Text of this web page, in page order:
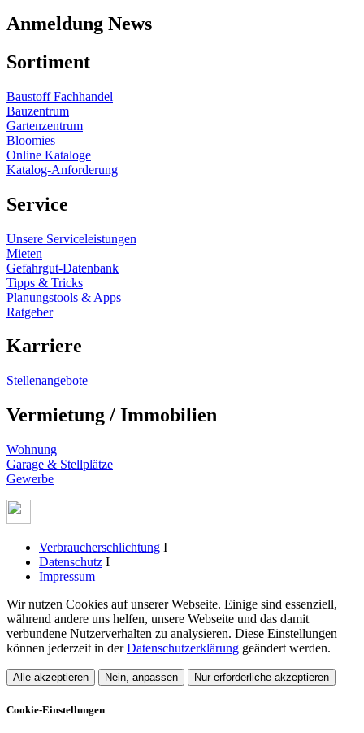
Anmeldung News
Sortiment
Baustoff Fachhandel
Bauzentrum
Gartenzentrum
Bloomies
Online Kataloge
Katalog-Anforderung
Service
Unsere Serviceleistungen
Mieten
Gefahrgut-Datenbank
Tipps & Tricks
Planungstools & Apps
Ratgeber
Karriere
Stellenangebote
Vermietung / Immobilien
Wohnung
Garage & Stellplätze
Gewerbe
Verbraucherschlichtung I
Datenschutz I
Impressum
Wir nutzen Cookies auf unserer Webseite. Einige sind essenziell,
während andere uns helfen, unsere Webseite und das damit
verbundene Nutzerverhalten zu analysieren. Diese Einstellungen
können jederzeit in derDatenschutzerklärung geändert werden.
Alle akzeptieren Nein, anpassen Nur erforderliche akzeptieren
Cookie-Einstellungen